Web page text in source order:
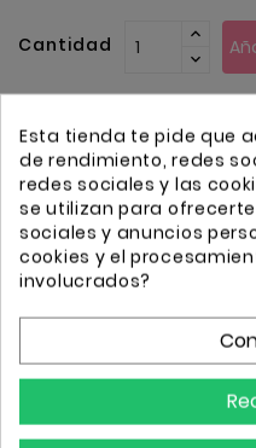
Cantidad
Transporte GRATIS
Envio 24/72h
Un estuche con
Decora tu propio
Esta tienda te pide que
de rendimiento, redes
redes sociales y las
se utilizan para
sociales y anuncios
cookies y el
involucrados?